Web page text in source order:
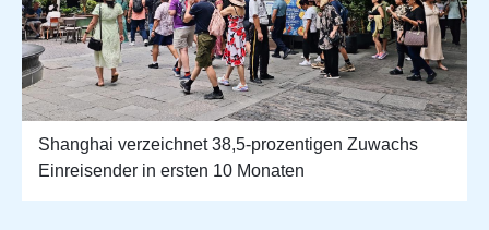
Shanghai verzeichnet 38,5-prozentigen Zuwachs
Einreisender in ersten 10 Monaten